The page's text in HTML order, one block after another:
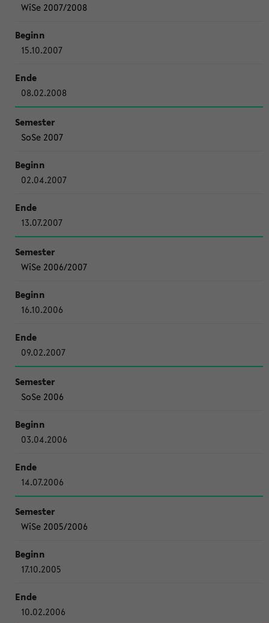
WiSe 2007/2008
15.10.2007
08.02.2008
SoSe 2007
02.04.2007
13.07.2007
WiSe 2006/2007
16.10.2006
09.02.2007
SoSe 2006
03.04.2006
14.07.2006
WiSe 2005/2006
17.10.2005
10.02.2006